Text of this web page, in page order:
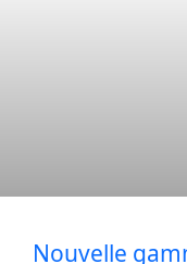
Nouvelle